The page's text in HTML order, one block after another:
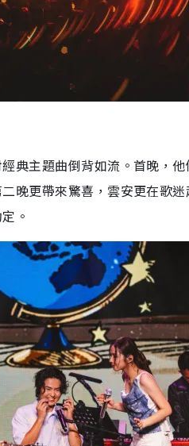
典主題曲倒背如流。首晚，
晚更帶來驚喜，雲安更在歌
。